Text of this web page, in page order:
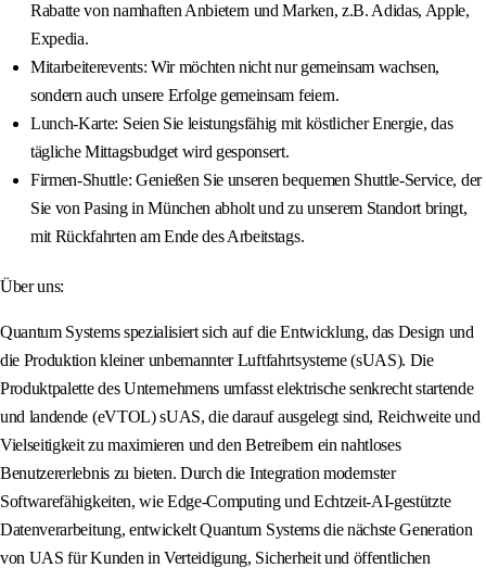
Rabatte von namhaften Anbietern und Marken, z.B. Adidas, Apple,
Expedia.
Mitarbeiterevents: Wir möchten nicht nur gemeinsam wachsen,
sondern auch unsere Erfolge gemeinsam feiern.
Lunch-Karte: Seien Sie leistungsfähig mit köstlicher Energie, das
tägliche Mittagsbudget wird gesponsert.
Firmen-Shuttle: Genießen Sie unseren bequemen Shuttle-Service, der
Sie von Pasing in München abholt und zu unserem Standort bringt,
mit Rückfahrten am Ende des Arbeitstags.
Über uns:
Quantum Systems spezialisiert sich auf die Entwicklung, das Design und
die Produktion kleiner unbemannter Luftfahrtsysteme (sUAS). Die
Produktpalette des Unternehmens umfasst elektrische senkrecht startende
und landende (eVTOL) sUAS, die darauf ausgelegt sind, Reichweite und
Vielseitigkeit zu maximieren und den Betreibern ein nahtloses
Benutzererlebnis zu bieten. Durch die Integration modernster
Softwarefähigkeiten, wie Edge-Computing und Echtzeit-AI-gestützte
Datenverarbeitung, entwickelt Quantum Systems die nächste Generation
von UAS für Kunden in Verteidigung, Sicherheit und öffentlichen